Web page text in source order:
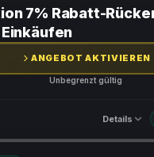
Produkte
7% Rabatt-
ANGEBOT AKTIVIEREN
Unbegrenzt gültig
Details